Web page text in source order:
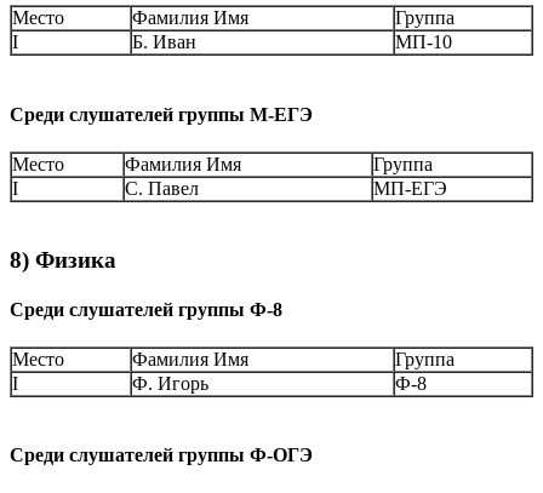
Место Фамилия Имя
Группа
I
Б. Иван МП-10
Среди слушателей группы М-ЕГЭ
Место Фамилия Имя
Группа
I
С. Павел МП-ЕГЭ
8) Физика
Среди слушателей группы Ф-8
Место Фамилия Имя
Группа
I
Ф. Игорь Ф-8
Среди слушателей группы Ф-ОГЭ